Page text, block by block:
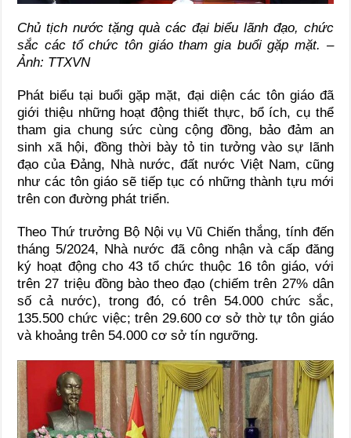
Chủ tịch nước tặng quà các đại biểu lãnh đạo, chức
sắc các tổ chức tôn giáo tham gia buổi gặp mặt. –
Ảnh: TTXVN
Phát biểu tại buổi gặp mặt, đại diện các tôn giáo đã
giới thiệu những hoạt động thiết thực, bổ ích, cụ thể
tham gia chung sức cùng cộng đồng, bảo đảm an
sinh xã hội, đồng thời bày tỏ tin tưởng vào sự lãnh
đạo của Đảng, Nhà nước, đất nước Việt Nam, cũng
như các tôn giáo sẽ tiếp tục có những thành tựu mới
trên con đường phát triển.
Theo Thứ trưởng Bộ Nội vụ Vũ Chiến thắng, tính đến
tháng 5/2024, Nhà nước đã công nhận và cấp đăng
ký hoạt động cho 43 tổ chức thuộc 16 tôn giáo, với
trên 27 triệu đồng bào theo đạo (chiếm trên 27% dân
số cả nước), trong đó, có trên 54.000 chức sắc,
135.500 chức việc; trên 29.600 cơ sở thờ tự tôn giáo
và khoảng trên 54.000 cơ sở tín ngưỡng.